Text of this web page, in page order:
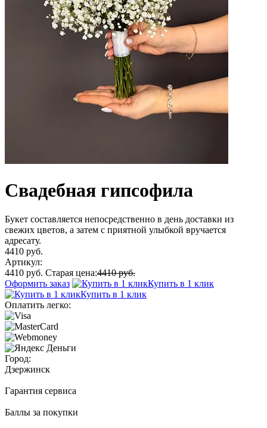
Свадебная гипсофила
Букет составляется непосредственно в день доставки из
свежих цветов, а затем с приятной улыбкой вручается
адресату.
4410 руб.
Артикул:
4410 руб. Старая цена:4410 руб.
Оформить заказ
Купить в 1 клик
Купить в 1 клик
Оплатить легко:
Город:
Дзержинск
Гарантия сервиса
Баллы за покупки